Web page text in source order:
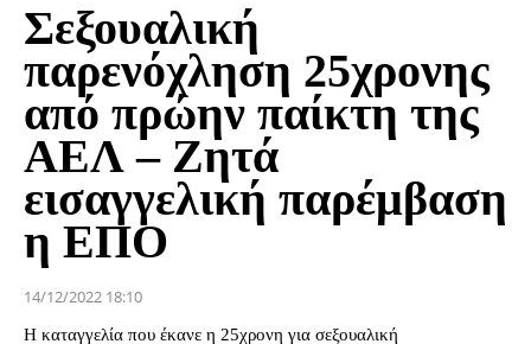
Σεξουαλική
παρενόχληση 25χρονης
από πρώην παίκτη της
ΑΕΛ – Ζητά
εισαγγελική παρέμβαση
η ΕΠΟ
14/12/2022 18:10
Η καταγγελία που έκανε η 25χρονη για σεξουαλική